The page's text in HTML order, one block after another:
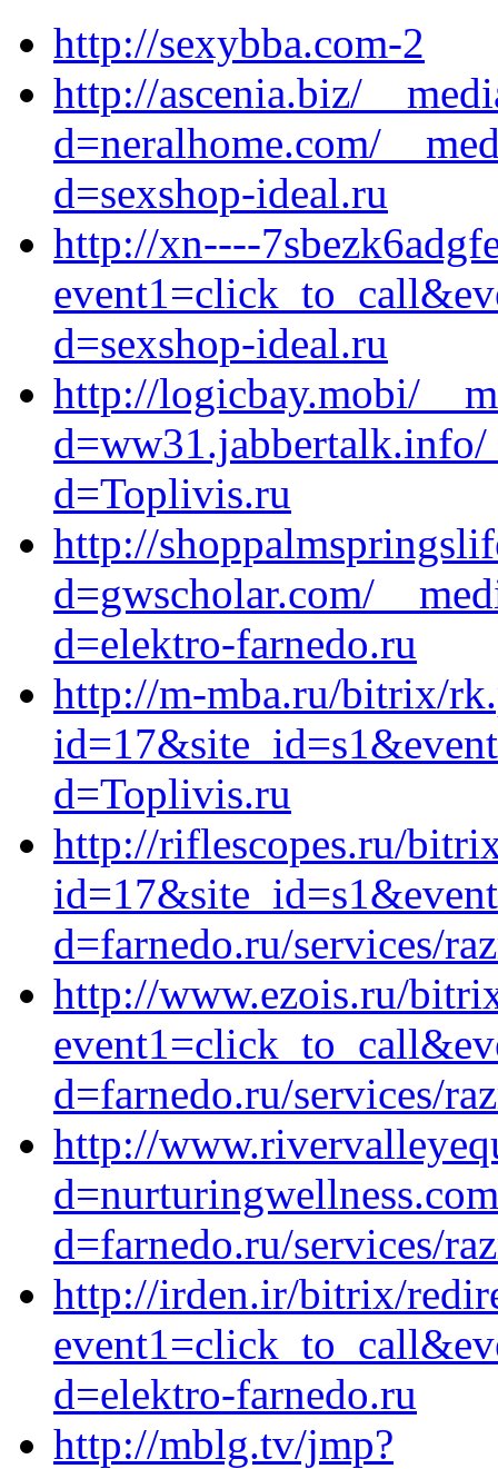
http://sexybba.com-2
http://ascenia.biz/
d=neralhome.com/
d=sexshop-ideal.ru
http://xn----
d=sexshop-ideal.ru
http://logicbay.mobi/
d=ww31.jabbertalk.info/
d=Toplivis.ru
http://
d=gwscholar.com/
d=elektro-farnedo.ru
http://m-mba.ru/bitrix/
d=Toplivis.ru
http://riflescopes.ru/
d=farnedo.ru/services/
http://www.ezois.ru/
d=farnedo.ru/services/
http://
d=farnedo.ru/services/
http://irden.ir/bitrix/
d=elektro-farnedo.ru
http://mblg.tv/jmp?